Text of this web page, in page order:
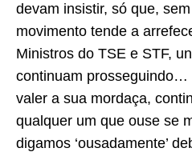
devam insistir, só que,
movimento tende a
Ministros do TSE e STF,
continuam prosseguindo…
valer a sua mordaça,
qualquer um que ouse se
digamos ‘ousadamente’